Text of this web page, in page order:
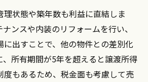
できない原因と相場との関係性
ず確認したい残債と抵当権の整
マンション売却時に必要な相場
理状態や築年数も利益に直結しま
ンスや内装のリフォームを行い、
に出すことで、他の物件との差別化
所有期間が5年を超えると譲渡所得
度もあるため、税金面も考慮して売